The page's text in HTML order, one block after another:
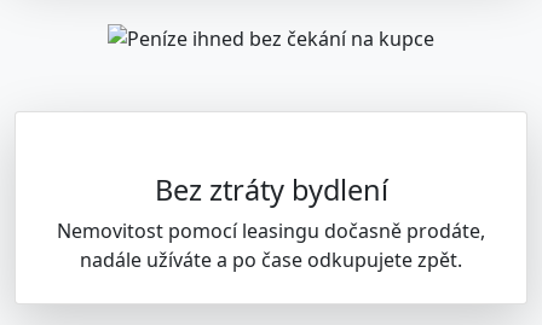
Bez ztráty bydlení
Nemovitost pomocí leasingu dočasně prodáte,
nadále užíváte a po čase odkupujete zpět.